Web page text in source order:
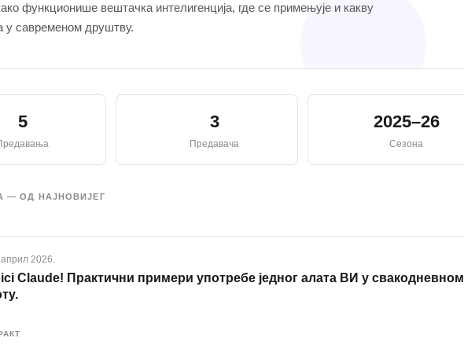
функционише вештачка интелигенција, где се примењује и какву
у савременом друштву.
5 3
Предавача
2025–26
Сезона
— ОД НАЈНОВИЈЕГ
2026.
Claude! Практични примери употребе једног алата ВИ у свакодневном